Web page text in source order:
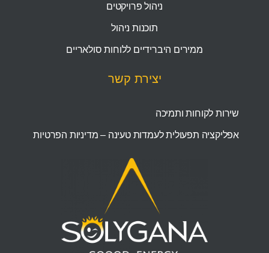
ניהול פרויקטים
תוכנות ניהול
ממירים היברידיים ללוחות סולאריים
יצירת קשר
שירות לקוחות ותמיכה
אפליקציה תפעולית לעמדות טעינה – מדיניות הפרטיות